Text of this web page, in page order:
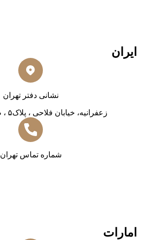
ایران
نشانی دفتر تهران
زعفرانیه، خیابان فلاحی ، پلاک۵ ، طبقه۲ ، واحد۴
شماره تماس تهران
امارات